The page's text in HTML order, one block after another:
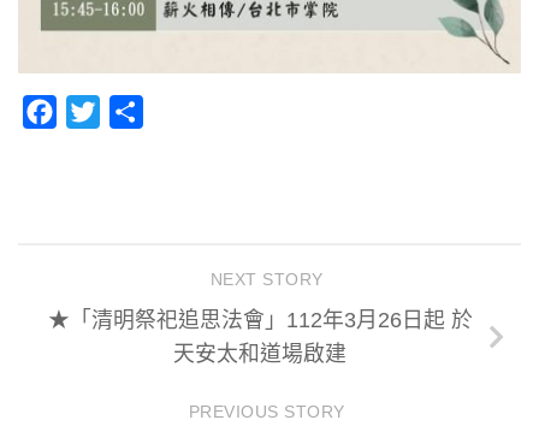
Facebook
Twitter
NEXT STORY
★「清明祭祀追思法會」112年3月26日起 於
天安太和道場啟建
PREVIOUS STORY